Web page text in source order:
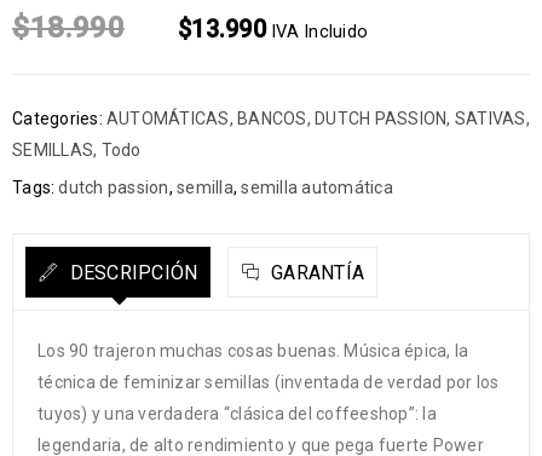
$18.990 $13.990 IVA Incluido
Categories: AUTOMÁTICAS, BANCOS, DUTCH PASSION, SATIVAS,
SEMILLAS, Todo
Tags: dutch passion, semilla,semilla automática
DESCRIPCIÓN GARANTÍA
Los 90 trajeron muchas cosas buenas. Música épica, la
técnica de feminizar semillas (inventada de verdad por los
tuyos) y una verdadera “clásica del coffeeshop”: la
legendaria, de alto rendimiento y que pega fuerte Power